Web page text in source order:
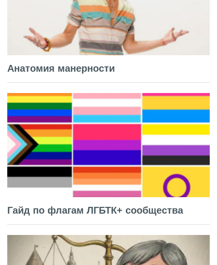
Анатомия манерности
Гайд по флагам ЛГБТК+ сообщества